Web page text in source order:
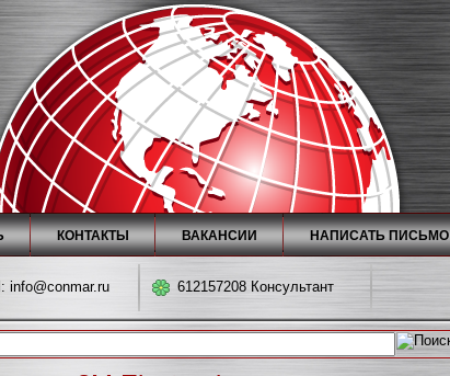
КОНТАКТЫ ВАКАНСИИ НАПИСАТЬ ПИСЬМО
info@conmar.ru 612157208 Консультант